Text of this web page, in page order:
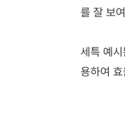
를 잘 보
세특 예
용하여